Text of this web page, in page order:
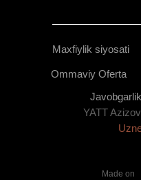
Maxfiylik siyosati
Ommaviy Oferta
YATT
Made on